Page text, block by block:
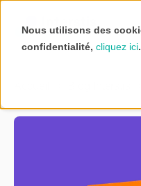
Nous utilisons des
confidentialité, cliquez ici.